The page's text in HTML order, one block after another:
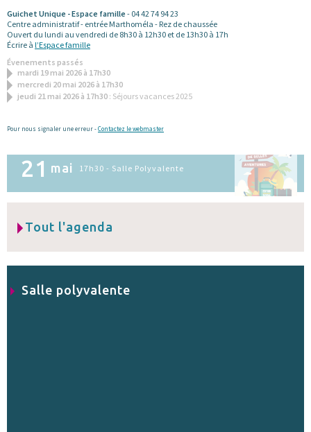
Guichet Unique - Espace famille - 04 42 74 94 23
Centre administratif - entrée Marthoméla - Rez de chaussée
Ouvert du lundi au vendredi de 8h30 à 12h30 et de 13h30 à 17h
Écrire à l’Espace famille
Évenements passés
mardi 19 mai 2026 à 17h30
mercredi 20 mai 2026 à 17h30
jeudi 21 mai 2026 à 17h30 : Séjours vacances 2025
Pour nous signaler une erreur -Contactez le webmaster
21 mai 17h30 - Salle Polyvalente
Tout l'agenda
Salle polyvalente